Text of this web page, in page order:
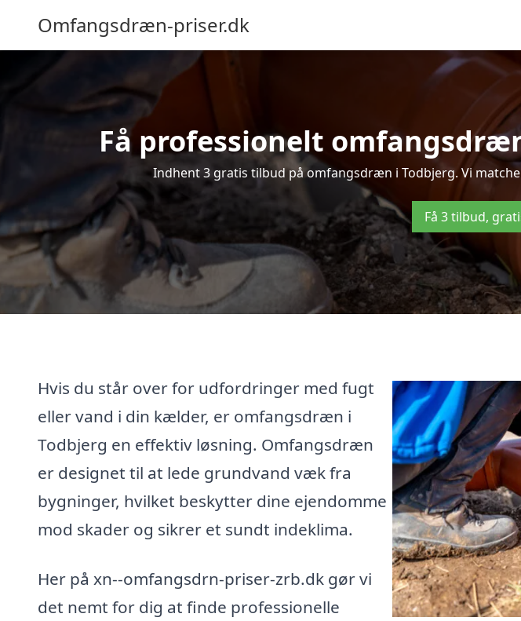
Omfangsdræn-priser.dk
Få professionelt
Indhent 3 gratis tilbud på omfangsdræn i Todbjerg. Vi
Få 3 tilbud,
Hvis du står over for udfordringer med fugt
eller vand i din kælder, er omfangsdræn i
Todbjerg en effektiv løsning. Omfangsdræn
er designet til at lede grundvand væk fra
bygninger, hvilket beskytter dine ejendomme
mod skader og sikrer et sundt indeklima.
Her på xn--omfangsdrn-priser-zrb.dk gør vi
det nemt for dig at finde professionelle